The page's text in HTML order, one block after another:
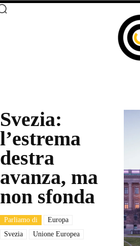
Svezia:
l’estrema
destra
avanza, ma
non sfonda
Parliamo di
Europa
Svezia
Unione Europea